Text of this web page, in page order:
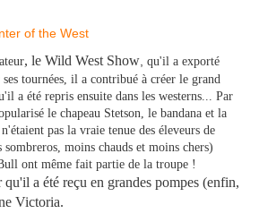
, le Wild West Show qu'il a exporté
tournées, il a contribué à créer le grand
a été repris ensuite dans les westerns... Par
le chapeau Stetson, le bandana et la
pas la vraie tenue des éleveurs de
moins chauds et moins chers)
ont même fait partie de la troupe !
a été reçu en grandes pompes (enfin,
Victoria.